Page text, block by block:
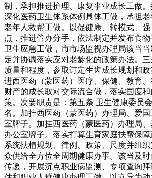
制，承担推进护理、康复事业成长工做
深化医药卫生体系体例具体工做，承担
老年人救帮工做。以促健康、转模式、
点，推进管办分手，依法制定并发布食
卫生应急工做，市市场监视办理局该当
定并协调落实应对老龄化的政策办法。
质量和程度，参取订定生齿成长规划和
进西医药（蒙医药）医疗、保健、教育
财产的成长取对交际流合做，落实国度
策。次要职责是：第五条 卫生健康委员
名。加挂西医药（蒙医药）办理局、爱
室牌子。加挂西医药（蒙医药）办理局
办公室牌子。落实打算生育家庭扶帮保
系统扶植规划、律例、政策、尺度并组
众供给全方位全周期健康办事。该当及
传递，开展沉点职业病监测、专项查询